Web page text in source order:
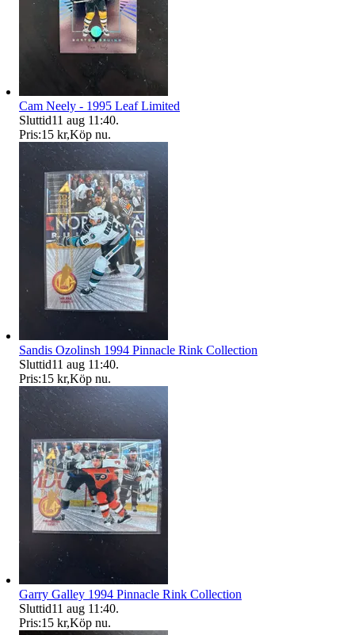
Cam Neely - 1995 Leaf Limited
Sluttid11 aug 11:40.
Pris:15 kr,Köp nu.
Sandis Ozolinsh 1994 Pinnacle Rink Collection
Sluttid11 aug 11:40.
Pris:15 kr,Köp nu.
Garry Galley 1994 Pinnacle Rink Collection
Sluttid11 aug 11:40.
Pris:15 kr,Köp nu.